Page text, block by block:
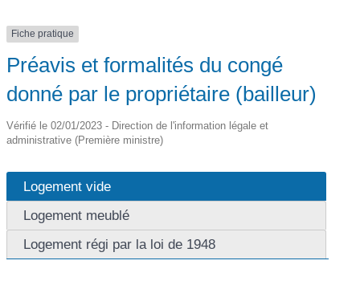
Fiche pratique
Préavis et formalités du congé
donné par le propriétaire (bailleur)
Vérifié le 02/01/2023 - Direction de l'information légale et
administrative (Première ministre)
Logement vide
Logement meublé
Logement régi par la loi de 1948